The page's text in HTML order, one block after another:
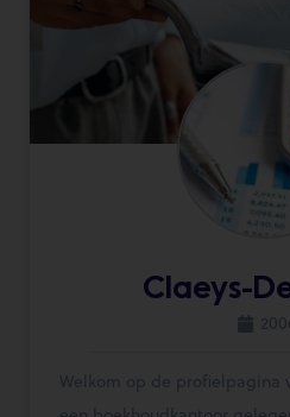
Claeys-
2006
Welkom op de profielpagina